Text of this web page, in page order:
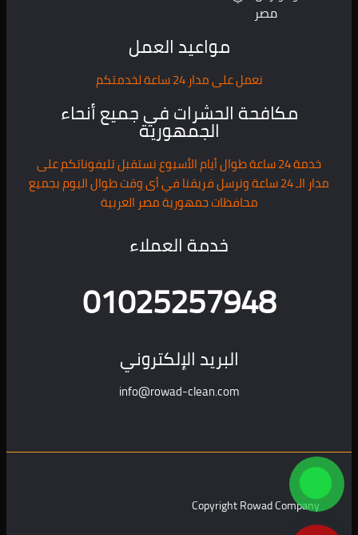
مصر
مواعيد العمل
نعمل على مدار 24 ساعة لخدمتكم
مكافحة الحشرات في جميع أنحاء
الجمهورية
خدمة 24 ساعة طوال أيام الأسبوع نستقبل تليفوناتكم على
مدار الـ 24 ساعة ونرسل فريقنا في أى وقت طوال اليوم بجميع
محافظات جمهورية مصر العربية
خدمة العملاء
01025257948
البريد الإلكتروني
info@rowad-clean.com
Copyright Rowad Company